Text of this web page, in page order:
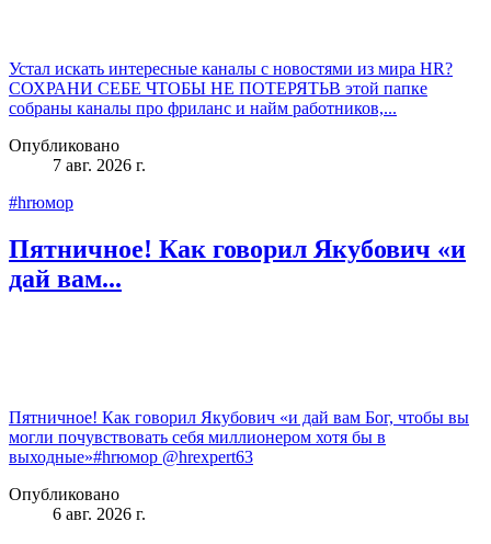
Устал искать интересные каналы с новостями из мира HR?
СОХРАНИ СЕБЕ ЧТОБЫ НЕ ПОТЕРЯТЬВ этой папке
собраны каналы про фриланс и найм работников,...
Опубликовано
7 авг. 2026 г.
#hrюмор
Пятничное! Как говорил Якубович «и
дай вам...
Пятничное! Как говорил Якубович «и дай вам Бог, чтобы вы
могли почувствовать себя миллионером хотя бы в
выходные»#hrюмор @hrexpert63
Опубликовано
6 авг. 2026 г.